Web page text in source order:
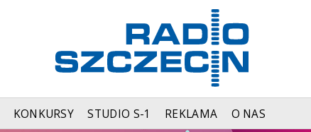
KONKURSY STUDIO S-1 REKLAMA O NAS